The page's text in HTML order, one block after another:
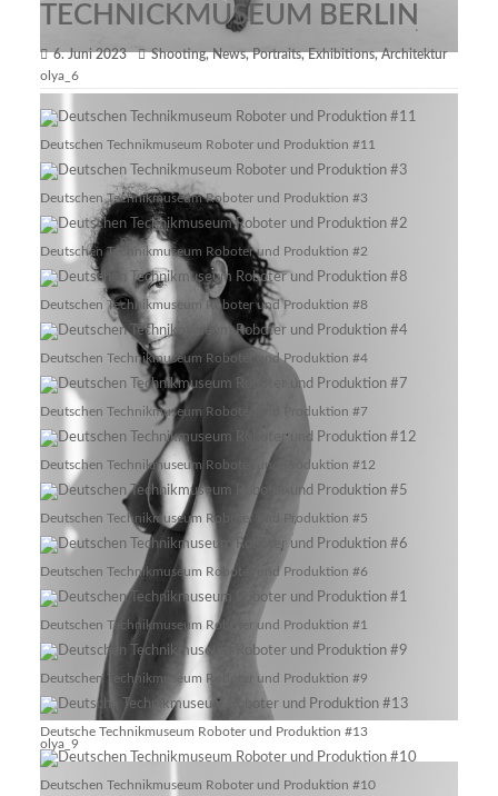
olya_6
olya_9
TECHNICKMUSEUM BERLIN
6. Juni 2023 Shooting, News, Portraits, Exhibitions, Architektur
Deutschen Technikmuseum Roboter und Produktion #11
Deutschen Technikmuseum Roboter und Produktion #3
Deutschen Technikmuseum Roboter und Produktion #2
Deutschen Technikmuseum Roboter und Produktion #8
Deutschen Technikmuseum Roboter und Produktion #4
Deutschen Technikmuseum Roboter und Produktion #7
Deutschen Technikmuseum Roboter und Produktion #12
Deutschen Technikmuseum Roboter und Produktion #5
Deutschen Technikmuseum Roboter und Produktion #6
Deutschen Technikmuseum Roboter und Produktion #1
Deutschen Technikmuseum Roboter und Produktion #9
Deutsche Technikmuseum Roboter und Produktion #13
Deutschen Technikmuseum Roboter und Produktion #10